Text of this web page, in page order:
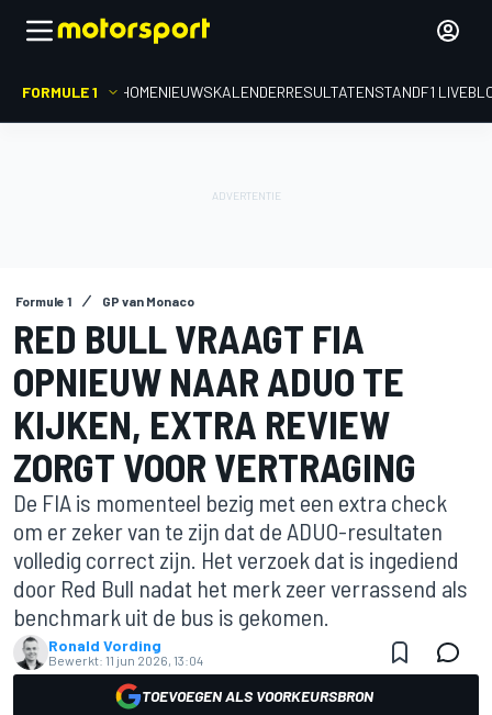
FORMULE 1 HOMENIEUWSKALENDERRESULTATENSTANDF1
Formule 1 GP van Monaco
RED BULL VRAAGT FIA
OPNIEUW NAAR ADUO TE
KIJKEN, EXTRA REVIEW
ZORGT VOOR VERTRAGING
De FIA is momenteel bezig met een extra check
om er zeker van te zijn dat de ADUO-resultaten
volledig correct zijn. Het verzoek dat is ingediend
door Red Bull nadat het merk zeer verrassend als
benchmark uit de bus is gekomen.
Ronald Vording
Bewerkt: 11 jun 2026, 13:04
TOEVOEGEN ALS VOORKEURSBRON